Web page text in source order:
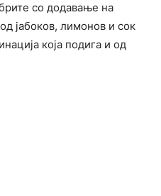
со додавање на
јабоков, лимонов и сок
која подига и од